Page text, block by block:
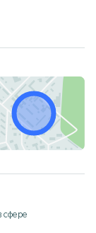
сфeре